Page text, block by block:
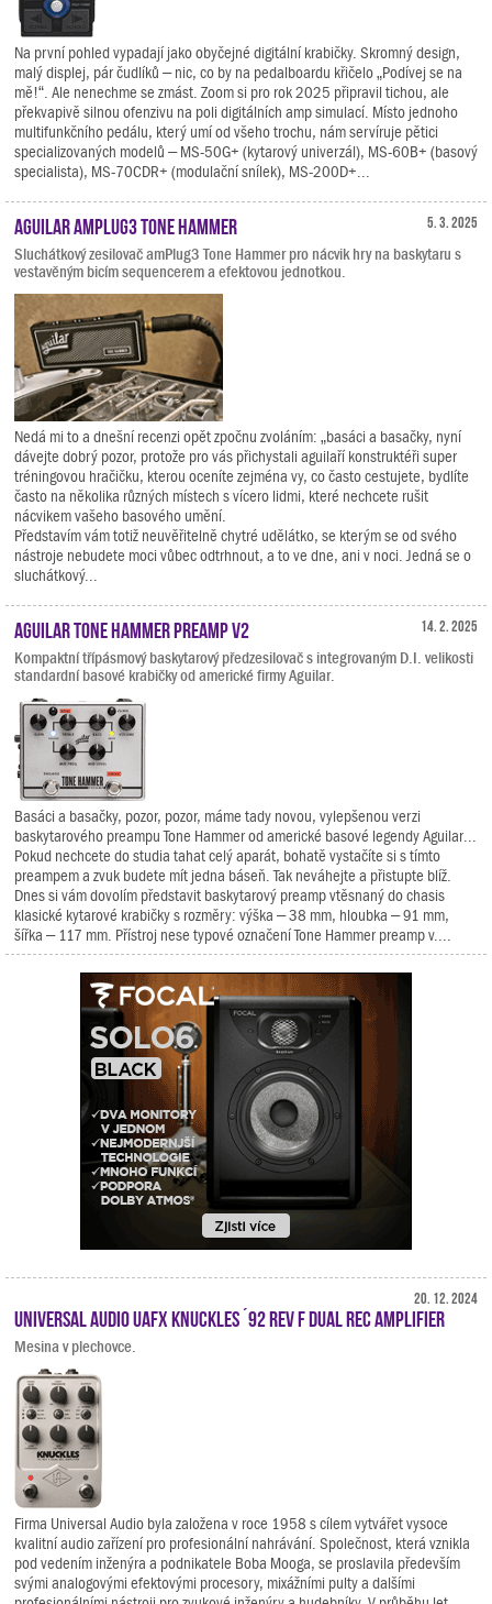
Na první pohled vypadají jako obyčejné digitální krabičky. Skromný design,
malý displej, pár čudlíků – nic, co by na pedalboardu křičelo „Podívej se na
mě!“. Ale nenechme se zmást. Zoom si pro rok 2025 připravil tichou, ale
překvapivě silnou ofenzivu na poli digitálních amp simulací. Místo jednoho
multifunkčního pedálu, který umí od všeho trochu, nám servíruje pětici
specializovaných modelů – MS-50G+ (kytarový univerzál), MS-60B+ (basový
specialista), MS-70CDR+ (modulační snílek), MS-200D+...
5. 3. 2025
Aguilar amPlug3 Tone Hammer
Sluchátkový zesilovač amPlug3 Tone Hammer pro nácvik hry na baskytaru s
vestavěným bicím sequencerem a efektovou jednotkou.
Nedá mi to a dnešní recenzi opět zpočnu zvoláním: „basáci a basačky, nyní
dávejte dobrý pozor, protože pro vás přichystali aguilaří konstruktéři super
tréningovou hračičku, kterou oceníte zejména vy, co často cestujete, bydlíte
často na několika různých místech s vícero lidmi, které nechcete rušit
nácvikem vašeho basového umění.
Představím vám totiž neuvěřitelně chytré udělátko, se kterým se od svého
nástroje nebudete moci vůbec odtrhnout, a to ve dne, ani v noci. Jedná se o
sluchátkový...
14. 2. 2025
Aguilar Tone Hammer Preamp V2
Kompaktní třípásmový baskytarový předzesilovač s integrovaným D.I. velikosti
standardní basové krabičky od americké firmy Aguilar.
Basáci a basačky, pozor, pozor, máme tady novou, vylepšenou verzi
baskytarového preampu Tone Hammer od americké basové legendy Aguilar...
Pokud nechcete do studia tahat celý aparát, bohatě vystačíte si s tímto
preampem a zvuk budete mít jedna báseň. Tak neváhejte a přistupte blíž.
Dnes si vám dovolím představit baskytarový preamp vtěsnaný do chasis
klasické kytarové krabičky s rozměry: výška – 38 mm, hloubka – 91 mm,
šířka – 117 mm. Přístroj nese typové označení Tone Hammer preamp v....
20. 12. 2024
Universal Audio UAFX Knuckles ´92 Rev F Dual Rec Amplifier
Mesina v plechovce.
Firma Universal Audio byla založena v roce 1958 s cílem vytvářet vysoce
kvalitní audio zařízení pro profesionální nahrávání. Společnost, která vznikla
pod vedením inženýra a podnikatele Boba Mooga, se proslavila především
svými analogovými efektovými procesory, mixážními pulty a dalšími